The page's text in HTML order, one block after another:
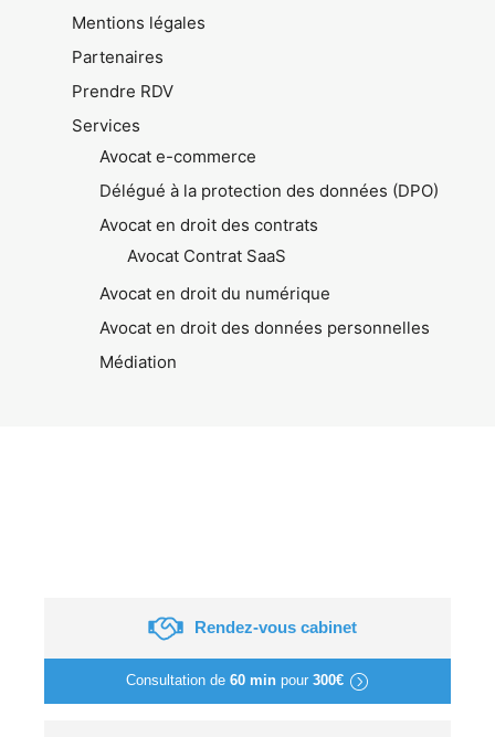
Mentions légales
Partenaires
Prendre RDV
Services
Avocat e-commerce
Délégué à la protection des données (DPO)
Avocat en droit des contrats
Avocat Contrat SaaS
Avocat en droit du numérique
Avocat en droit des données personnelles
Médiation
Rendez-vous cabinet
Consultation de 60 minpour 300€